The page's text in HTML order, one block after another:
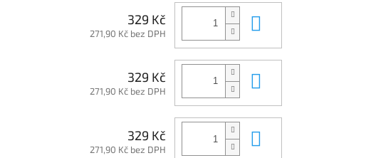
329 Kč
271,90 Kč bez DPH
329 Kč
271,90 Kč bez DPH
329 Kč
271,90 Kč bez DPH